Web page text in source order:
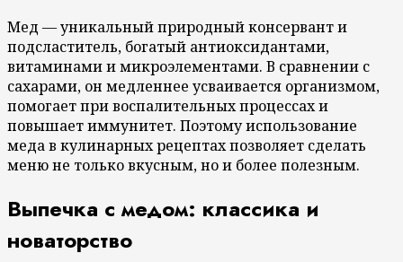
Мед — уникальный природный консервант и
подсластитель, богатый антиоксидантами,
витаминами и микроэлементами. В сравнении с
сахарами, он медленнее усваивается организмом,
помогает при воспалительных процессах и
повышает иммунитет. Поэтому использование
меда в кулинарных рецептах позволяет сделать
меню не только вкусным, но и более полезным.
Выпечка с медом: классика и
новаторство